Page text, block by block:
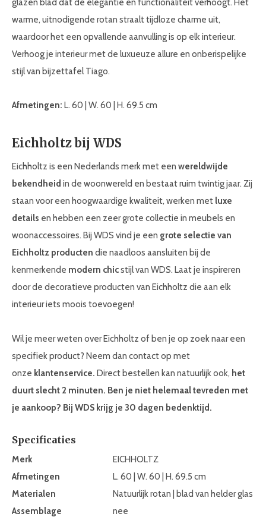
glazen blad dat de elegantie en functionaliteit verhoogt. Het
warme, uitnodigende rotan straalt tijdloze charme uit,
waardoor het een opvallende aanvulling is op elk interieur.
Verhoog je interieur met de luxueuze allure en onberispelijke
stijl van bijzettafel Tiago.
Afmetingen: L. 60 | W. 60 | H. 69.5 cm
Eichholtz bij WDS
Eichholtz is een Nederlands merk met een wereldwijde
bekendheid in de woonwereld en bestaat ruim twintig jaar. Zij
staan voor een hoogwaardige kwaliteit, werken met luxe
details en hebben een zeer grote collectie in meubels en
woonaccessoires. Bij WDS vind je een grote selectie van
Eichholtz producten die naadloos aansluiten bij de
kenmerkende modern chicstijl van WDS. Laat je inspireren
door de decoratieve producten van Eichholtz die aan elk
interieur iets moois toevoegen!
Wil je meer weten over Eichholtz of ben je op zoek naar een
specifiek product? Neem dan contact op met
onze klantenservice. Direct bestellen kan natuurlijk ook, het
duurt slecht 2 minuten. Ben je niet helemaal tevreden met
je aankoop? Bij WDS krijg je 30 dagen bedenktijd.
Specificaties
Merk
EICHHOLTZ
Afmetingen
L. 60 | W. 60 | H. 69.5 cm
Materialen
Natuurlijk rotan | blad van helder glas
Assemblage
nee